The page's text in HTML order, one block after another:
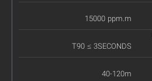
15000 ppm.m
T90 ≤ 3SECONDS
40-120m